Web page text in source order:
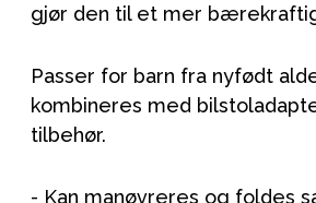
gjør den til et mer
Passer for barn fra nyfødt
kombineres med
tilbehør.
- Kan manøvreres og foldes